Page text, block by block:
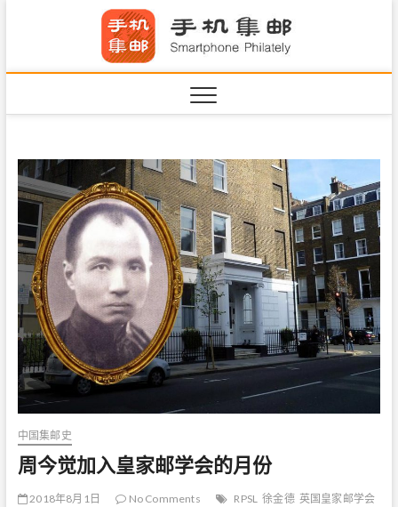
p
中国集邮史
周今觉加入皇家邮学会的月份
2018年8月1日 No Comments RPSL 徐金德 英国皇家邮学会